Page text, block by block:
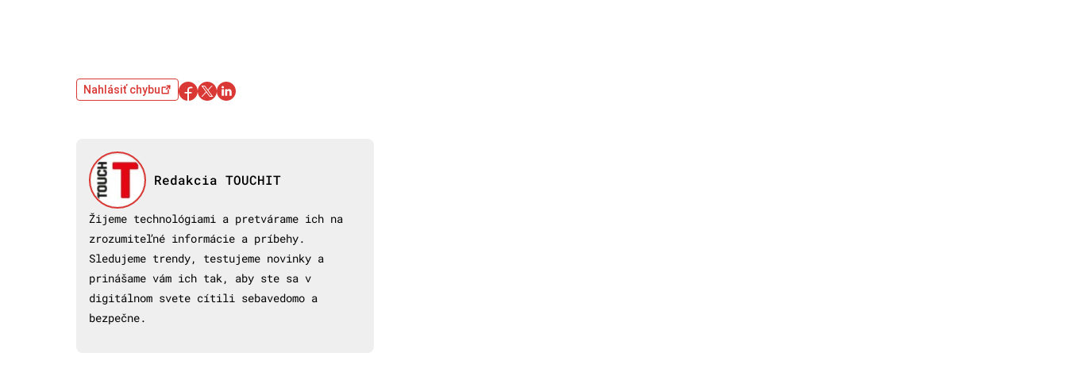
Nahlásiť chybu
Redakcia TOUCHIT
Žijeme technológiami a pretvárame ich na
zrozumiteľné informácie a príbehy.
Sledujeme trendy, testujeme novinky a
prinášame vám ich tak, aby ste sa v
digitálnom svete cítili sebavedomo a
bezpečne.